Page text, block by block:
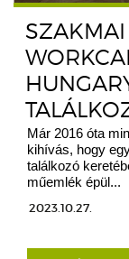
Már 2016 óta
kihívás, hogy
találkozó
műemlék épül...
2023.10.27.